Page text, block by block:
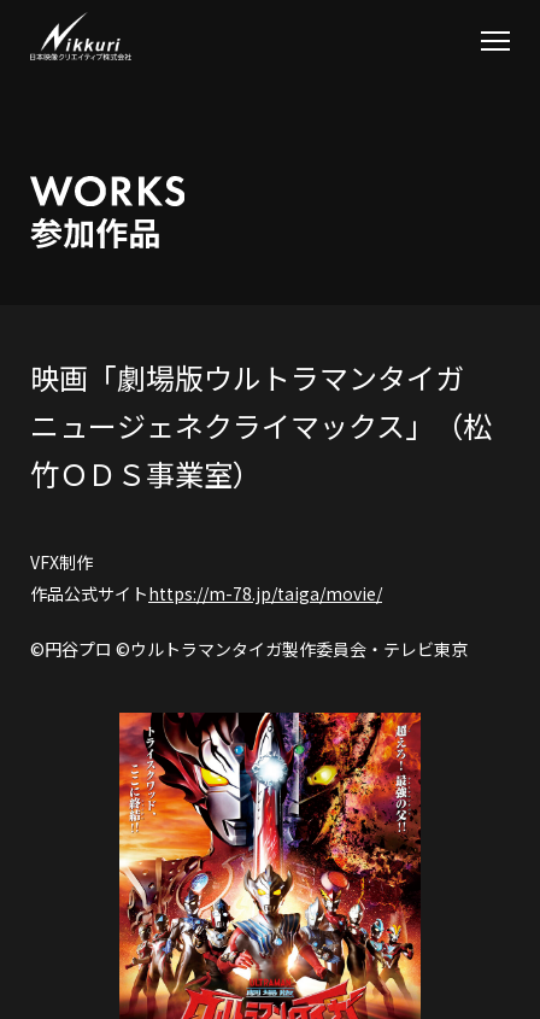
映画「劇場版ウルトラマンタイガ
ニュージェネクライマックス」（松
竹ＯＤＳ事業室）
VFX制作
作品公式サイトhttps://m-78.jp/taiga/movie/
©円谷プロ ©ウルトラマンタイガ製作委員会・テレビ東京